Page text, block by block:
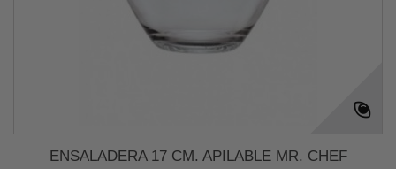
ENSALADERA 17 CM. APILABLE MR. CHEF